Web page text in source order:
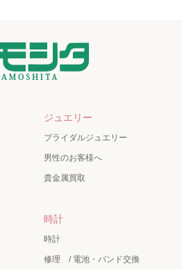
ジュエリー
ブライダルジュエリー
男性のお客様へ
貴金属買取
時計
時計
修理 / 電池・バンド交換